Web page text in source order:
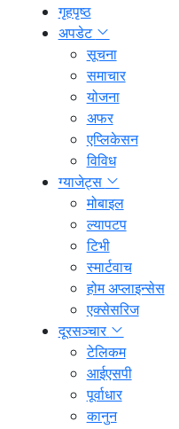
गृहपृष्ठ
अपडेट
सूचना
समाचार
योजना
अफर
एप्लिकेसन
विविध
ग्याजेट्स
मोबाइल
ल्यापटप
टिभी
स्मार्टवाच
होम अप्लाइन्सेस
एक्सेसरिज
दूरसञ्चार
टेलिकम
आईएसपी
पूर्वाधार
कानुन